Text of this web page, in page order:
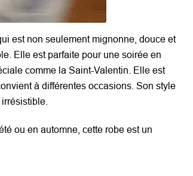
est non seulement mignonne, douce et
Elle est parfaite pour une soirée en
comme la Saint-Valentin. Elle est
à différentes occasions. Son style
ou en automne, cette robe est un